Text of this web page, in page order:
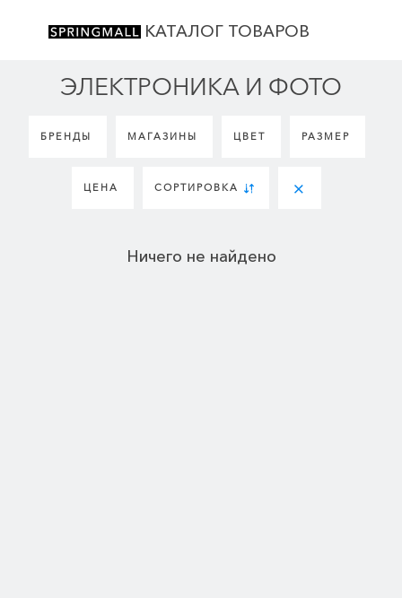
КАТАЛОГ ТОВАРОВ
ЭЛЕКТРОНИКА И ФОТО
БРЕНДЫ МАГАЗИНЫ ЦВЕТ РАЗМЕР
ЦЕНА СОРТИРОВКА
Ничего не найдено